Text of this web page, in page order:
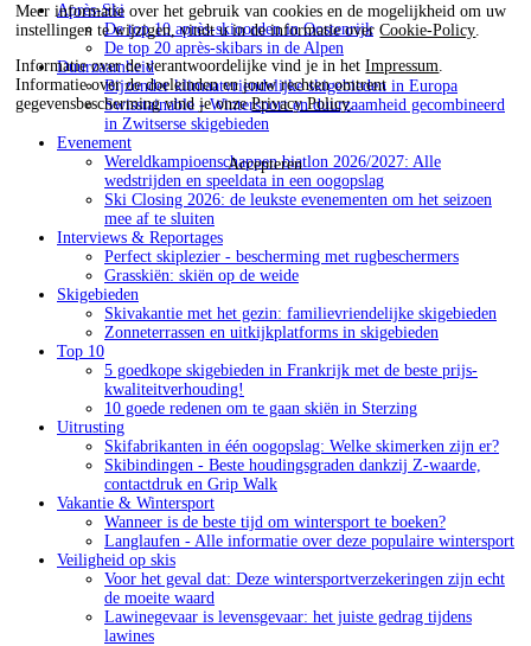
Meer informatie over het gebruik van cookies en de mogelijkheid om uw
instellingen te wijzigen, vindt u in de informatie overCookie-Policy.
Informatie over de verantwoordelijke vind je in hetImpressum.
Informatie over de doeleinden en jouw rechten omtrent
gegevensbescherming vind je onzePrivacy Policy.
Accepteren
Après-Ski
De top 10 après-skioorden in Oostenrijk
De top 20 après-skibars in de Alpen
Duurzaamheid
Bijzonder klimaatvriendelijke skigebieden in Europa
Swisstainable - Wintersport en duurzaamheid gecombineerd
in Zwitserse skigebieden
Evenement
Wereldkampioenschappen biatlon 2026/2027: Alle
wedstrijden en speeldata in een oogopslag
Ski Closing 2026: de leukste evenementen om het seizoen
mee af te sluiten
Interviews & Reportages
Perfect skiplezier - bescherming met rugbeschermers
Grasskiën: skiën op de weide
Skigebieden
Skivakantie met het gezin: familievriendelijke skigebieden
Zonneterrassen en uitkijkplatforms in skigebieden
Top 10
5 goedkope skigebieden in Frankrijk met de beste prijs-
kwaliteitverhouding!
10 goede redenen om te gaan skiën in Sterzing
Uitrusting
Skifabrikanten in één oogopslag: Welke skimerken zijn er?
Skibindingen - Beste houdingsgraden dankzij Z-waarde,
contactdruk en Grip Walk
Vakantie & Wintersport
Wanneer is de beste tijd om wintersport te boeken?
Langlaufen - Alle informatie over deze populaire wintersport
Veiligheid op skis
Voor het geval dat: Deze wintersportverzekeringen zijn echt
de moeite waard
Lawinegevaar is levensgevaar: het juiste gedrag tijdens
lawines